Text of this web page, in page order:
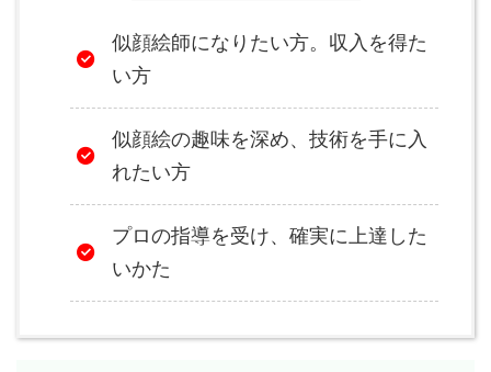
似顔絵師になりたい方。収入を得た
い方
似顔絵の趣味を深め、技術を手に入
れたい方
プロの指導を受け、確実に上達した
いかた